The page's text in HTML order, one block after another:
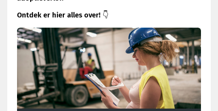
Ontdek er hier alles over! 👇